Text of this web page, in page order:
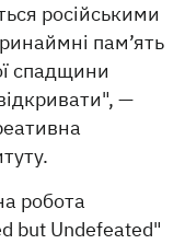
російськими
пам’ять
спадщини
—
робота
but Undefeated"